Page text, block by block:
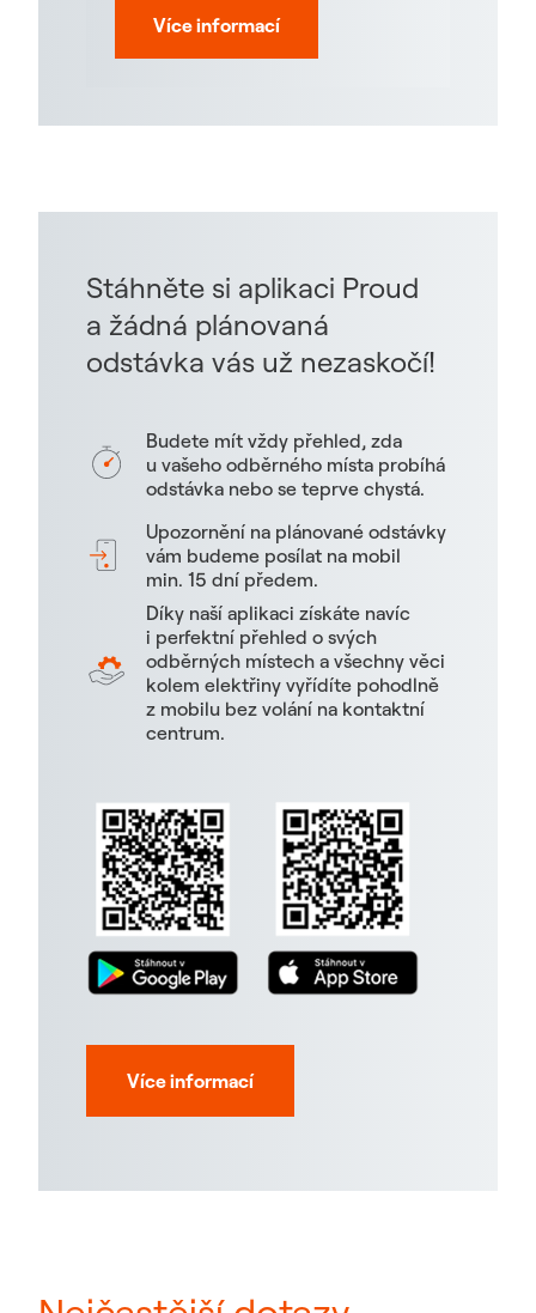
Více informací
Stáhněte si aplikaci Proud
a žádná plánovaná
odstávka vás už nezaskočí!
Budete mít vždy přehled, zda
u vašeho odběrného místa probíhá
odstávka nebo se teprve chystá.
Upozornění na plánované odstávky
vám budeme posílat na mobil
min. 15 dní předem.
Díky naší aplikaci získáte navíc
i perfektní přehled o svých
odběrných místech a všechny věci
kolem elektřiny vyřídíte pohodlně
z mobilu bez volání na kontaktní
centrum.
Více informací